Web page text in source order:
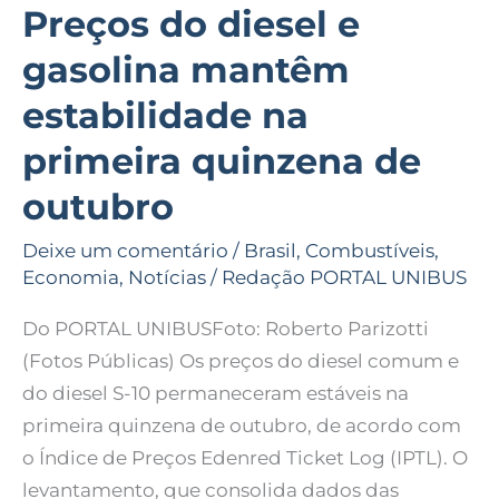
Preços do diesel e
gasolina mantêm
estabilidade na
primeira quinzena de
outubro
Deixe um comentário / Brasil, Combustíveis,
Economia, Notícias / Redação PORTAL UNIBUS
Do PORTAL UNIBUSFoto: Roberto Parizotti
(Fotos Públicas) Os preços do diesel comum e
do diesel S-10 permaneceram estáveis na
primeira quinzena de outubro, de acordo com
o Índice de Preços Edenred Ticket Log (IPTL). O
levantamento, que consolida dados das